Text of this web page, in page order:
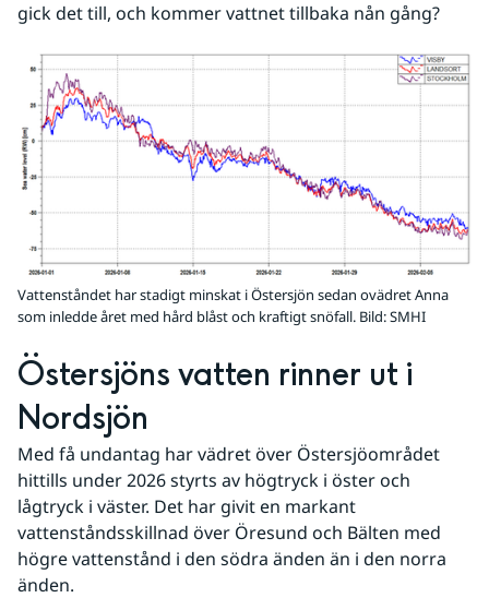
gick det till, och kommer vattnet tillbaka nån gång?
Vattenståndet har stadigt minskat i Östersjön sedan ovädret Anna
som inledde året med hård blåst och kraftigt snöfall. Bild: SMHI
Östersjöns vatten rinner ut i
Nordsjön
Med få undantag har vädret över Östersjöområdet
hittills under 2026 styrts av högtryck i öster och
lågtryck i väster. Det har givit en markant
vattenståndsskillnad över Öresund och Bälten med
högre vattenstånd i den södra änden än i den norra
änden.